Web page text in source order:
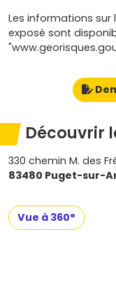
Les informations sur
exposé sont
Découvrir
330 chemin M. des
83480 Puget-sur-
Vue à 360°